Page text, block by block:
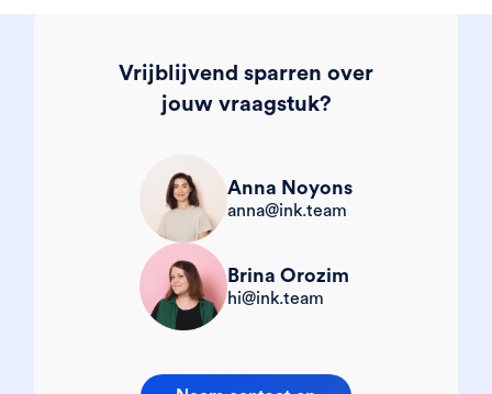
Vrijblijvend sparren over
jouw vraagstuk?
Anna Noyons
anna@ink.team
Brina Orozim
hi@ink.team